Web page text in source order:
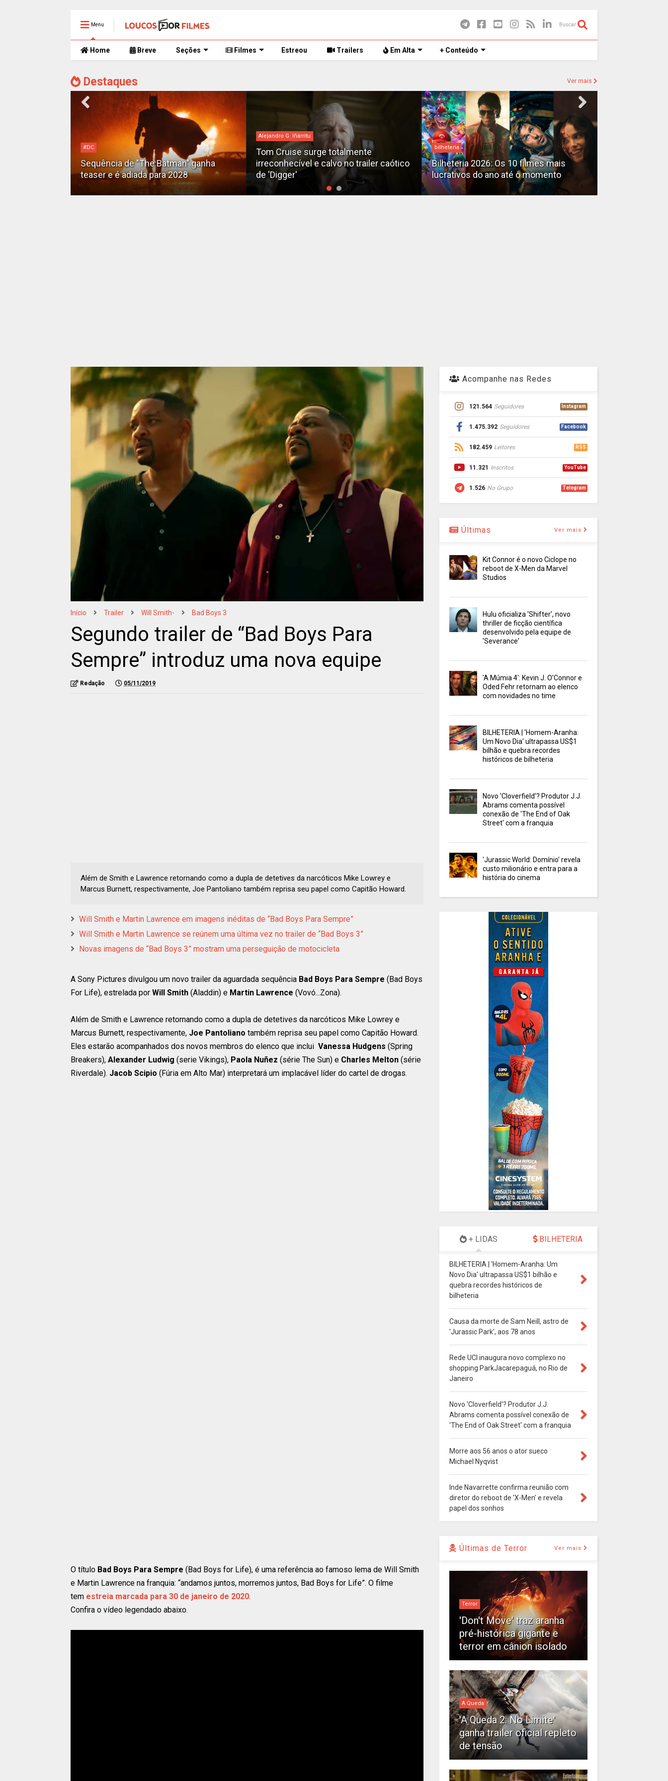
Menu Buscar
Home Breve Seções Filmes Estreou Trailers Em Alta + Conteúdo
Destaques Ver mais
#DC
Sequência de "The Batman" ganha
teaser e é adiada para 2028
Alejandro G. Iñárritu
Tom Cruise surge totalmente
irreconhecível e calvo no trailer caótico
de 'Digger'
bilheteria
Bilheteria 2026: Os 10 filmes mais
lucrativos do ano até o momento
Início Trailer Will Smith- Bad Boys 3
Segundo trailer de “Bad Boys Para
Sempre” introduz uma nova equipe
Redação 05/11/2019
Além de Smith e Lawrence retornando como a dupla de detetives da narcóticos Mike Lowrey e
Marcus Burnett, respectivamente, Joe Pantoliano também reprisa seu papel como Capitão Howard.
Will Smith e Martin Lawrence em imagens inéditas de “Bad Boys Para Sempre”
Will Smith e Martin Lawrence se reúnem uma última vez no trailer de “Bad Boys 3”
Novas imagens de “Bad Boys 3” mostram uma perseguição de motocicleta
A Sony Pictures divulgou um novo trailer da aguardada sequência Bad Boys Para Sempre (Bad Boys
For Life), estrelada por Will Smith (Aladdin) e Martin Lawrence (Vovó...Zona).
Além de Smith e Lawrence retornando como a dupla de detetives da narcóticos Mike Lowrey e
Marcus Burnett, respectivamente, Joe Pantoliano também reprisa seu papel como Capitão Howard.
Eles estarão acompanhados dos novos membros do elenco que inclui Vanessa Hudgens (Spring
Breakers), Alexander Ludwig (serie Vikings), Paola Nuñez (série The Sun) e Charles Melton (série
Riverdale). Jacob Scipio (Fúria em Alto Mar) interpretará um implacável líder do cartel de drogas.
O título Bad Boys Para Sempre (Bad Boys for Life), é uma referência ao famoso lema de Will Smith
e Martin Lawrence na franquia: “andamos juntos, morremos juntos, Bad Boys for Life”. O filme
tem estreia marcada para 30 de janeiro de 2020.
Confira o vídeo legendado abaixo.
Acompanhe nas Redes
121.564 Seguidores Instagram
1.475.392 Seguidores Facebook
182.459 Leitores RSS
11.321 Inscritos YouTube
1.526 No Grupo Telegram
Últimas Ver mais
Kit Connor é o novo Ciclope no
reboot de X-Men da Marvel
Studios
Hulu oficializa 'Shifter', novo
thriller de ficção científica
desenvolvido pela equipe de
'Severance'
'A Múmia 4': Kevin J. O’Connor e
Oded Fehr retornam ao elenco
com novidades no time
BILHETERIA | 'Homem-Aranha:
Um Novo Dia' ultrapassa US$1
bilhão e quebra recordes
históricos de bilheteria
Novo 'Cloverfield'? Produtor J.J.
Abrams comenta possível
conexão de 'The End of Oak
Street' com a franquia
'Jurassic World: Domínio' revela
custo milionário e entra para a
história do cinema
+ LIDAS BILHETERIA
BILHETERIA | 'Homem-Aranha: Um
Novo Dia' ultrapassa US$1 bilhão e
quebra recordes históricos de
bilheteria
Causa da morte de Sam Neill, astro de
'Jurassic Park', aos 78 anos
Rede UCI inaugura novo complexo no
shopping ParkJacarepaguá, no Rio de
Janeiro
Novo 'Cloverfield'? Produtor J.J.
Abrams comenta possível conexão de
'The End of Oak Street' com a franquia
Morre aos 56 anos o ator sueco
Michael Nyqvist
Inde Navarrette confirma reunião com
diretor do reboot de 'X-Men' e revela
papel dos sonhos
Últimas de Terror Ver mais
Terror
'Don't Move' traz aranha
pré-histórica gigante e
terror em cânion isolado
A Queda
'A Queda 2: No Limite'
ganha trailer oficial repleto
de tensão